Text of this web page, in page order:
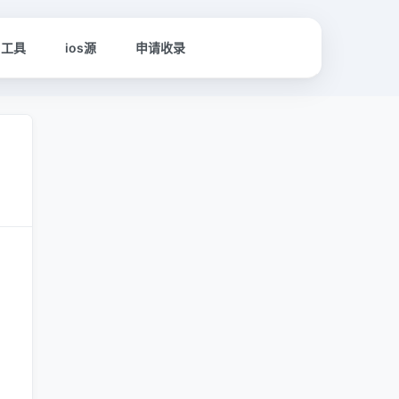
具 ios源 申请收录